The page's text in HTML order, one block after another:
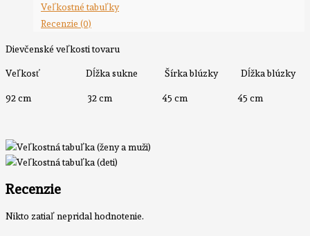
Veľkostné tabuľky
Recenzie (0)
Dievčenské veľkosti tovaru
Veľkosť Dĺžka sukne Šírka blúzky Dĺžka blúzky
92 cm 32 cm 45 cm 45 cm
Recenzie
Nikto zatiaľ nepridal hodnotenie.